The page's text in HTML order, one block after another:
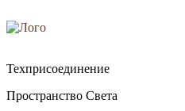
Техприсоединение
Пространство Света